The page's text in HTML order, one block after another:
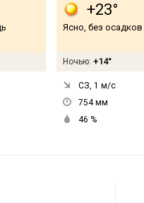
+23°
Ясно, без осадков
Ночью: +14°
СЗ, 1 м/с
754мм
46 %